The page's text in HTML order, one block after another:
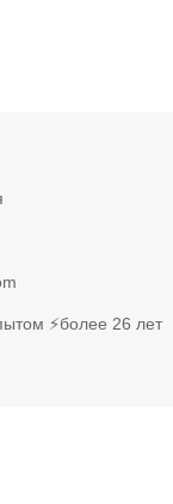
⚡более 26 лет